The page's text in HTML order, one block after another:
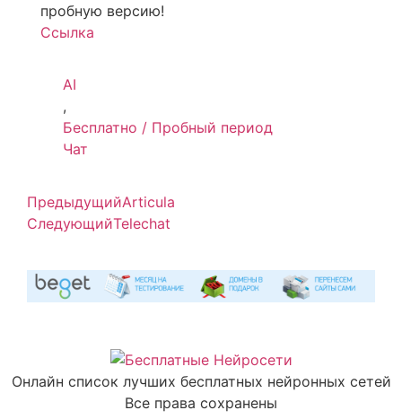
пробную версию!
Ссылка
AI
,
Бесплатно / Пробный период
Чат
ПредыдущийArticula
СледующийTelechat
Онлайн список лучших бесплатных нейронных сетей
Все права сохранены